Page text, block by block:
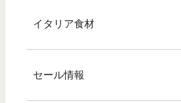
イタリア食材
セール情報